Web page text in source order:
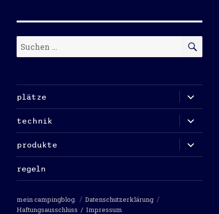
nach:
plätze
öffnen
technik
öffnen
produkte
öffnen
regeln
mein campingblog.
Datenschutzerklärung
Haftungsausschluss /Impressum